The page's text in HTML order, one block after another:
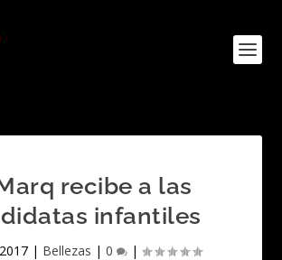
recibe a las
infantiles
| Bellezas | 0 |